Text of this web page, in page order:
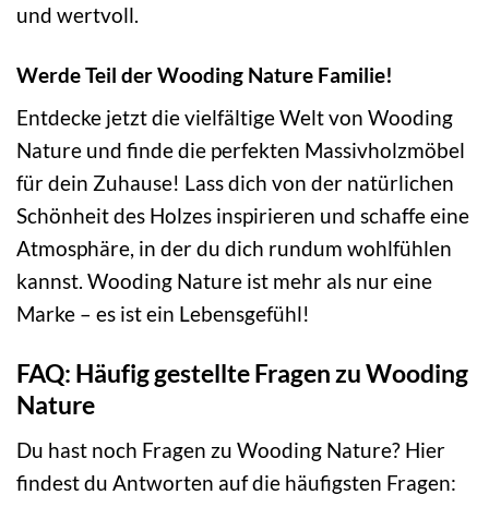
und wertvoll.
Werde Teil der Wooding Nature Familie!
Entdecke jetzt die vielfältige Welt von Wooding
Nature und finde die perfekten Massivholzmöbel
für dein Zuhause! Lass dich von der natürlichen
Schönheit des Holzes inspirieren und schaffe eine
Atmosphäre, in der du dich rundum wohlfühlen
kannst. Wooding Nature ist mehr als nur eine
Marke – es ist ein Lebensgefühl!
FAQ: Häufig gestellte Fragen zu Wooding
Nature
Du hast noch Fragen zu Wooding Nature? Hier
findest du Antworten auf die häufigsten Fragen: